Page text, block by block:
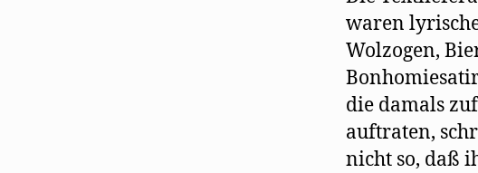
waren
Wolzogen,
die damals
auftraten,
nicht so, daß